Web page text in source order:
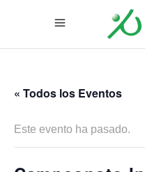
« Todos los Eventos
Este evento ha pasado.